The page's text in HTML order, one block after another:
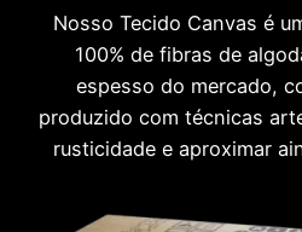
Nosso Tecido Canvas é
100% de fibras de
espesso do mercado,
produzido com técnicas
rusticidade e aproximar